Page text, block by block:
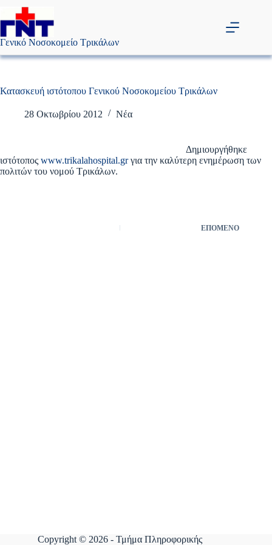
Μετάβαση
περιεχόμενο
Γενικό Νοσοκομείο Τρικάλων
Κατασκευή ιστότοπου Γενικού Νοσοκομείου Τρικάλων
28 Οκτωβρίου 2012 Νέα
Δημιουργήθηκε
ιστότοπος www.trikalahospital.grγια την καλύτερη ενημέρωση των
πολιτών του νομού Τρικάλων.
ΕΠΌΜΕΝΟ
Copyright © 2026 - Τμήμα Πληροφορικής